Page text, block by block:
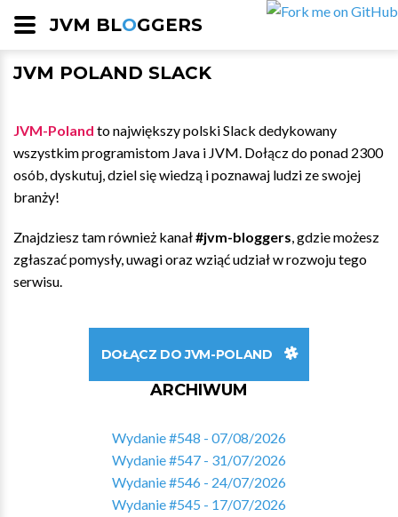
JVM BLOGGERS
JVM POLAND SLACK
JVM-Poland to największy polski Slack dedykowany
wszystkim programistom Java i JVM. Dołącz do ponad 2300
osób, dyskutuj, dziel się wiedzą i poznawaj ludzi ze swojej
branży!
Znajdziesz tam również kanał#jvm-bloggers, gdzie możesz
zgłaszać pomysły, uwagi oraz wziąć udział w rozwoju tego
serwisu.
DOŁĄCZ DO JVM-POLAND
ARCHIWUM
Wydanie #548 - 07/08/2026
Wydanie #547 - 31/07/2026
Wydanie #546 - 24/07/2026
Wydanie #545 - 17/07/2026